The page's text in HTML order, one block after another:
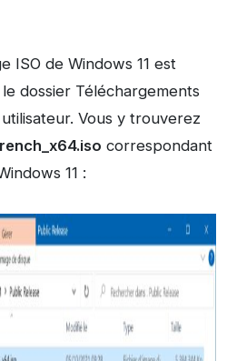
ISO de Windows 11 est
dossier Téléchargements
Vous y trouverez
correspondant
11 :